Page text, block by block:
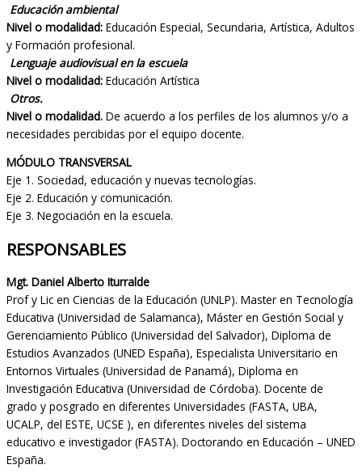
Educación ambiental
Nivel o modalidad: Educación Especial, Secundaria, Artística, Adultos
y Formación profesional.
Lenguaje audiovisual en la escuela
Nivel o modalidad: Educación Artística
Otros.
Nivel o modalidad. De acuerdo a los perfiles de los alumnos y/o a
necesidades percibidas por el equipo docente.
MÓDULO TRANSVERSAL
Eje 1. Sociedad, educación y nuevas tecnologías.
Eje 2. Educación y comunicación.
Eje 3. Negociación en la escuela.
RESPONSABLES
Mgt. Daniel Alberto Iturralde
Prof y Lic en Ciencias de la Educación (UNLP). Master en Tecnología
Educativa (Universidad de Salamanca), Máster en Gestión Social y
Gerenciamiento Público (Universidad del Salvador), Diploma de
Estudios Avanzados (UNED España), Especialista Universitario en
Entornos Virtuales (Universidad de Panamá), Diploma en
Investigación Educativa (Universidad de Córdoba). Docente de
grado y posgrado en diferentes Universidades (FASTA, UBA,
UCALP, del ESTE, UCSE ), en diferentes niveles del sistema
educativo e investigador (FASTA). Doctorando en Educación – UNED
España.